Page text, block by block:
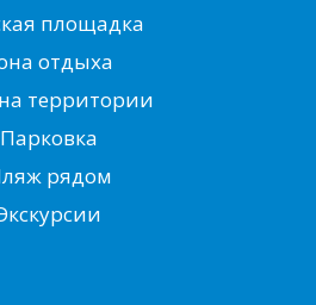
площадка
отдыха
территории
Парковка
рядом